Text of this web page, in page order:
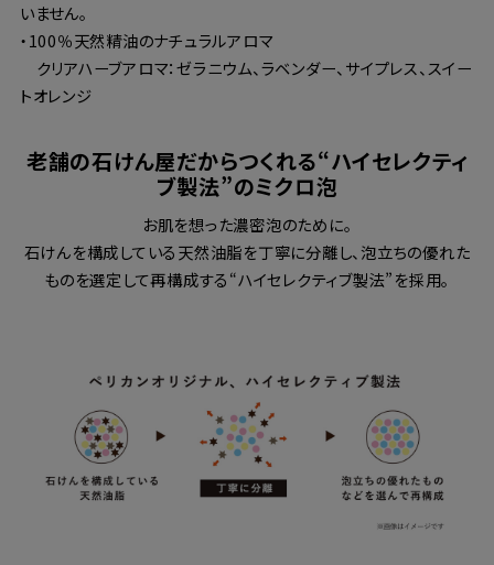
いません。
・100％天然精油のナチュラルアロマ
クリアハーブアロマ：ゼラニウム、ラベンダー、サイプレス、スイー
トオレンジ
老舗の石けん屋だからつくれる“ハイセレクティ
ブ製法”のミクロ泡
お肌を想った濃密泡のために。
石けんを構成している天然油脂を丁寧に分離し、泡立ちの優れた
ものを選定して再構成する“ハイセレクティブ製法”を採用。